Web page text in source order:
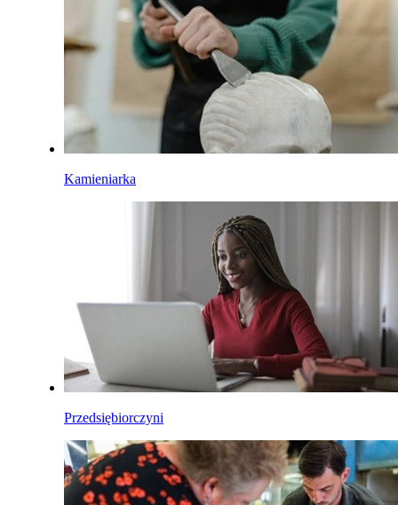
Kamieniarka
Przedsiębiorczyni